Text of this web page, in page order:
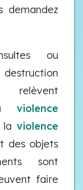
demandez
ou
relèvent
violence
violence
des objets
sont
faire